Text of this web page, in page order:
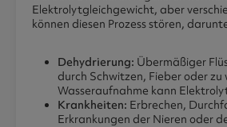
Elektrolytgleichgewicht, aber
können diesen Prozess stören,
Dehydrierung: Übermäßiger
durch Schwitzen, Fieber oder zu
Wasseraufnahme kann
Krankheiten: Erbrechen,
Erkrankungen der Nieren oder